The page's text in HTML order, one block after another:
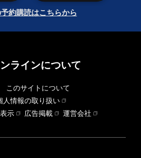
約購読はこちらから
ラインについて
このサイトについて
人情報の取り扱い
示
広告掲載
運営会社